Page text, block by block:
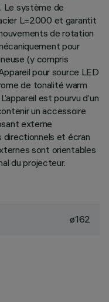
Le système de
L=2000 et garantit
de rotation
pour
(y compris
pour source LED
de tonalité warm
est pourvu d’un
un accessoire
externe
directionnels et écran
sont orientables
du projecteur.
ø162